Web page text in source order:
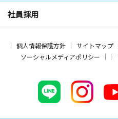
社員採用
個人情報保護方針 サイトマップ
ソーシャルメディアポリシー